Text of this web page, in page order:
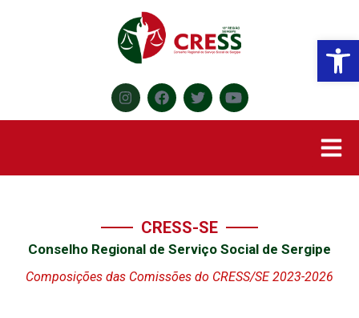
CRESS-SE
Conselho Regional de Serviço Social de Sergipe
Composições das Comissões do CRESS/SE 2023-2026